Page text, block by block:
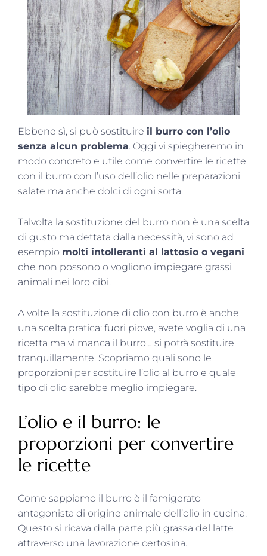
Ebbene sì, si può sostituire il burro con l’olio
senza alcun problema. Oggi vi spiegheremo in
modo concreto e utile come convertire le ricette
con il burro con l’uso dell’olio nelle preparazioni
salate ma anche dolci di ogni sorta.
Talvolta la sostituzione del burro non è una scelta
di gusto ma dettata dalla necessità, vi sono ad
esempio molti intolleranti al lattosio o vegani
che non possono o vogliono impiegare grassi
animali nei loro cibi.
A volte la sostituzione di olio con burro è anche
una scelta pratica: fuori piove, avete voglia di una
ricetta ma vi manca il burro… si potrà sostituire
tranquillamente. Scopriamo quali sono le
proporzioni per sostituire l’olio al burro e quale
tipo di olio sarebbe meglio impiegare.
L’olio e il burro: le
proporzioni per convertire
le ricette
Come sappiamo il burro è il famigerato
antagonista di origine animale dell’olio in cucina.
Questo si ricava dalla parte più grassa del latte
attraverso una lavorazione certosina.